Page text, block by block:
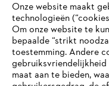
Bedrijf
Onze website maakt
technologieën
Om onze website te
bepaalde “strikt
toestemming. Andere
maat aan te bieden,